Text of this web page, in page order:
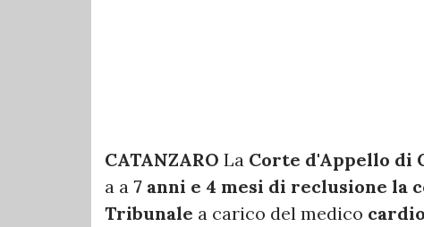
CATANZARO La Corte d'Appello di
a a 7 anni e 4 mesi di reclusione
Tribunale a carico del medico